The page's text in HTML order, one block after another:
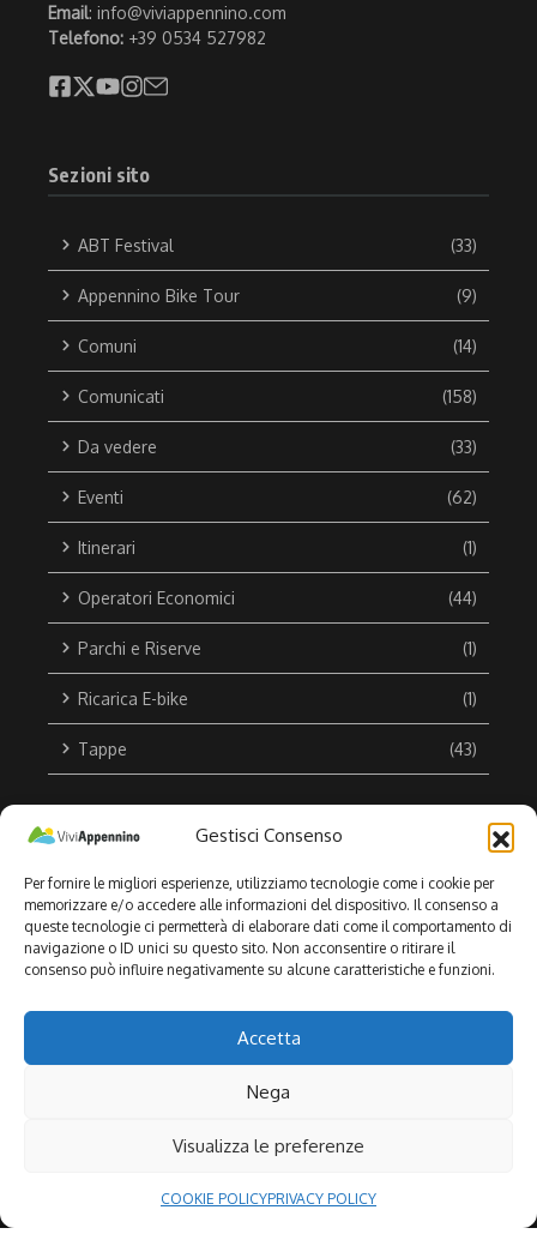
Gestisci Consenso
Per fornire le migliori esperienze, utilizziamo tecnologie come i cookie per
memorizzare e/o accedere alle informazioni del dispositivo. Il consenso a
queste tecnologie ci permetterà di elaborare dati come il comportamento di
navigazione o ID unici su questo sito. Non acconsentire o ritirare il
consenso può influire negativamente su alcune caratteristiche e funzioni.
Accetta
Nega
Visualizza le preferenze
COOKIE POLICYPRIVACY POLICY
Email: info@viviappennino.com
Telefono: +39 0534 527982
Sezioni sito
ABT Festival (33)
Appennino Bike Tour (9)
Comuni (14)
Comunicati (158)
Da vedere (33)
Eventi (62)
Itinerari (1)
Operatori Economici (44)
Parchi e Riserve (1)
Ricarica E-bike (1)
Tappe (43)
Articoli più letti
1
Appennino Bike Tour Festival arriva
in Basilicata: il 12 luglio a
sostenibilità e valorizzazione del
territorio
Appennino Bike Tour Festival arriva
a Valle Agricola: l’11 luglio una
sapori dell’Alto Casertano